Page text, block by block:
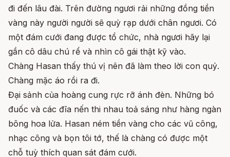
đi đến lâu đài. Trên đường ngươi rải những đồng tiền
vàng này người người sẽ quỳ rạp dưới chân ngươi. Có
một đám cưới đang được tổ chức, nhà ngươi hãy lại
gần cô dâu chú rể và nhìn cô gái thật kỹ vào.
Chàng Hasan thấy thú vị nên đã làm theo lời con quỷ.
Chàng mặc áo rồi ra đi.
Đại sảnh của hoàng cung rực rỡ ánh đèn. Những bó
đuốc và các đĩa nến thi nhau toả sáng như hàng ngàn
bông hoa lửa. Hasan ném tiền vàng cho các vũ công,
nhạc công và bọn tôi tớ, thế là chàng có được một
chỗ tuỳ thích quan sát đám cưới.